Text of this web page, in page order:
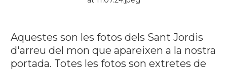
Aquestes son les fotos dels Sant Jordis
d'arreu del mon que apareixen a la nostra
portada. Totes les fotos son extretes de